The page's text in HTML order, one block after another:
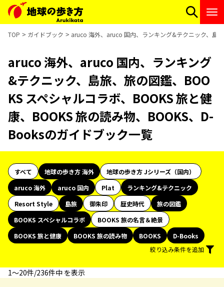
TOP ガイドブック aruco 海外、aruco 国内、ランキング&テクニック、島
aruco 海外、aruco 国内、ランキング
&テクニック、島旅、旅の図鑑、BOO
KS スペシャルコラボ、BOOKS 旅と健
康、BOOKS 旅の読み物、BOOKS、D-
Booksのガイドブック一覧
すべて 地球の歩き方 海外
地球の歩き方 Jシリーズ（国内）
aruco 海外
aruco 国内 Plat
ランキング&テクニック
Resort Style
島旅 御朱印 歴史時代
旅の図鑑
BOOKS スペシャルコラボ
BOOKS 旅の名言＆絶景
BOOKS 旅と健康
BOOKS 旅の読み物 BOOKS
D-Books
絞り込み条件を追加
1〜20件/236件中 を表示